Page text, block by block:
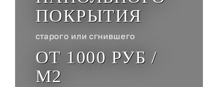
ПОКРЫТИЯ
старого или сгнившего
ОТ 1000 РУБ /
М2